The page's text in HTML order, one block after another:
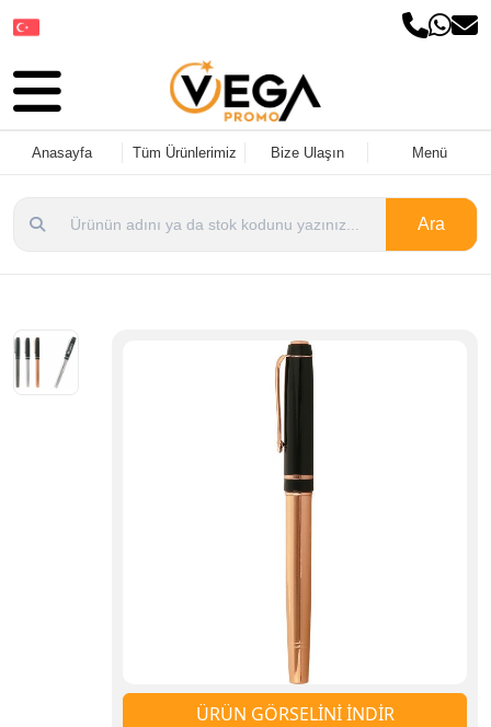
Anasayfa Tüm Ürünlerimiz Bize Ulaşın Menü
Ara
ÜRÜN GÖRSELİNİ İNDİR